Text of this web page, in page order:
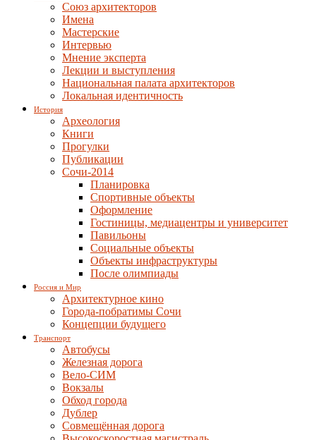
Союз архитекторов
Имена
Мастерские
Интервью
Мнение эксперта
Лекции и выступления
Национальная палата архитекторов
Локальная идентичность
История
Археология
Книги
Прогулки
Публикации
Сочи-2014
Планировка
Спортивные объекты
Оформление
Гостиницы, медиацентры и университет
Павильоны
Социальные объекты
Объекты инфраструктуры
После олимпиады
Россия и Мир
Архитектурное кино
Города-побратимы Сочи
Концепции будущего
Транспорт
Автобусы
Железная дорога
Вело-СИМ
Вокзалы
Обход города
Дублер
Совмещённая дорога